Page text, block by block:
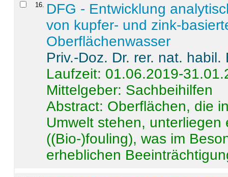
16
DFG - Entwicklung
von kupfer- und zink-
Oberflächenwasser
Priv.-Doz. Dr. rer. nat.
Laufzeit: 01.06.2019-
Mittelgeber: Sachbeihilfen
Abstract: Oberflächen, die
Umwelt stehen,
((Bio-)fouling), was im
erheblichen